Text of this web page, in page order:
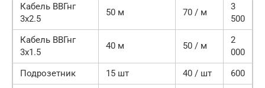
Кабель ВВГнг
3х2.5
50 м 70 / м
3
500
Кабель ВВГнг
3х1.5
40 м 50 / м
2
000
Подрозетник
15 шт 40 / шт
600